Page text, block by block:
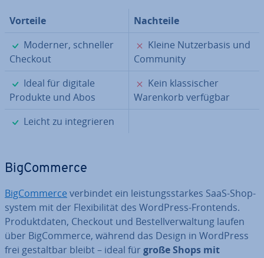
Vorteile
Nachteile
✓
Moderner, schneller
Checkout
✗
Kleine Nut­zer­ba­sis und
Community
✓
Ideal für digitale
Produkte und Abos
✗
Kein klas­si­scher
Warenkorb verfügbar
✓Leicht zu in­te­grie­ren
Big­Com­mer­ce
Big­Com­mer­ce verbindet ein leis­tungs­star­kes SaaS-Shop­
sys­tem mit der Fle­xi­bi­li­tät des WordPress-Frontends.
Pro­dukt­da­ten, Checkout und Be­stell­ver­wal­tung laufen
über Big­Com­mer­ce, während das Design in WordPress
frei ge­stalt­bar bleibt – ideal für große Shops mit